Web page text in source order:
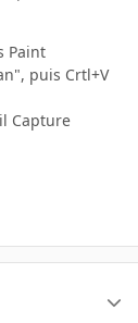
Paint
puis Crtl+V
Capture